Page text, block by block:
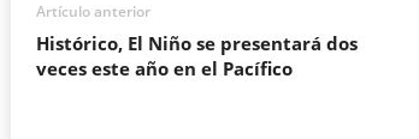
Artículo anterior
Histórico, El Niño se presentará dos
veces este año en el Pacífico